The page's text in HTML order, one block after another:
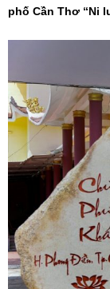
phố Cần Thơ “Ni